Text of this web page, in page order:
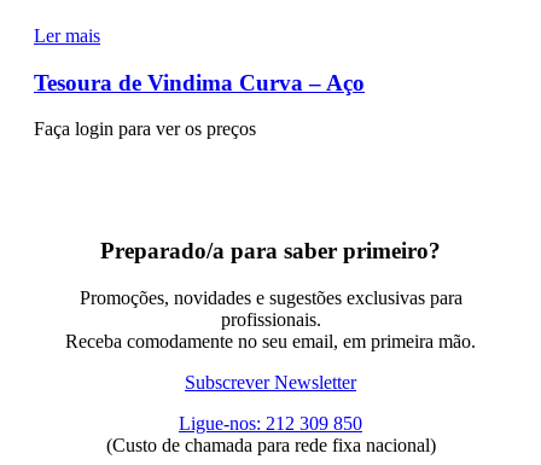
Ler mais
Tesoura de Vindima Curva – Aço
Faça login para ver os preços
Preparado/a para saber primeiro?
Promoções, novidades e sugestões exclusivas para
profissionais.
Receba comodamente no seu email, em primeira mão.
Subscrever Newsletter
Ligue-nos: 212 309 850
(Custo de chamada para rede fixa nacional)